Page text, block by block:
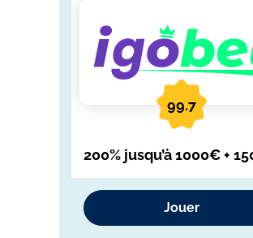
99.7
200% jusqu’à 1000€ +
Jouer